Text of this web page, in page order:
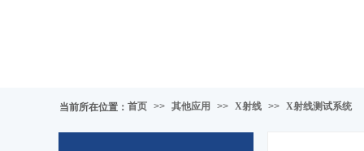
当前所在位置 ： 首页 >> 其他应用 >> X射线 >> X射线测试系统